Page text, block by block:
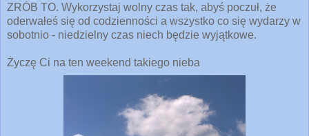
ZRÓB TO. Wykorzystaj wolny czas tak, abyś poczuł, że
oderwałeś się od codzienności a wszystko co się wydarzy w
sobotnio - niedzielny czas niech będzie wyjątkowe.
Życzę Ci na ten weekend takiego nieba